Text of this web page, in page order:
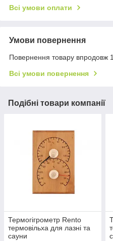
Всі умови оплати
Умови повернення
Повернення товару впродовж
Всі умови повернення
Подібні товари компанії
Термогігрометр Rento
термовільха для лазні та
сауни